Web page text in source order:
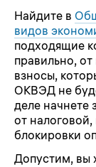
Найдите в
видов
подходящие
правильно,
взносы,
ОКВЭД не
деле начнете
от
блокировки
Допустим, вы